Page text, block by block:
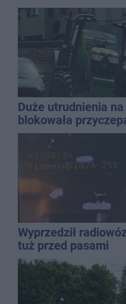
Duże utrudnienia
blokowała
Wyprzedził
tuż przed pasami